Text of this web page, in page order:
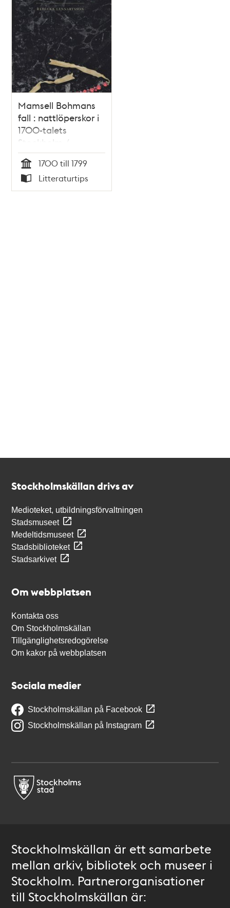
Mamsell Bohmans
fall : nattlöperskor i
1700-talets
Stockholm /
Rebecka
Lennartsson
Tid
1700 till 1799
Typ
Litteraturtips
Stockholmskällan drivs av
Medioteket, utbildningsförvaltningen
Stadsmuseet
Medeltidsmuseet
Stadsbiblioteket
Stadsarkivet
Om webbplatsen
Kontakta oss
Om Stockholmskällan
Tillgänglighetsredogörelse
Om kakor på webbplatsen
Sociala medier
Stockholmskällan på Facebook
Stockholmskällan på Instagram
Stockholmskällan är ett samarbete
mellan arkiv, bibliotek och museer i
Stockholm. Partnerorganisationer
till Stockholmskällan är: